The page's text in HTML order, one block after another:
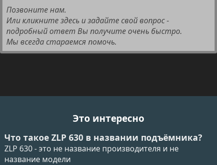
Позвоните нам.
Или кликните здесь и задайте свой вопрос -
подробный ответ Вы получите очень быстро.
Мы всегда стараемся помочь.
Это интересно
Что такое ZLP 630 в названии подъёмника?
ZLP 630 - это не название производителя и не
название модели